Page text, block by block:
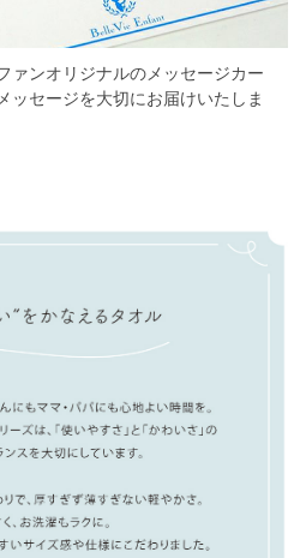
ァンオリジナルのメッセージカー
ッセージを大切にお届けいたしま